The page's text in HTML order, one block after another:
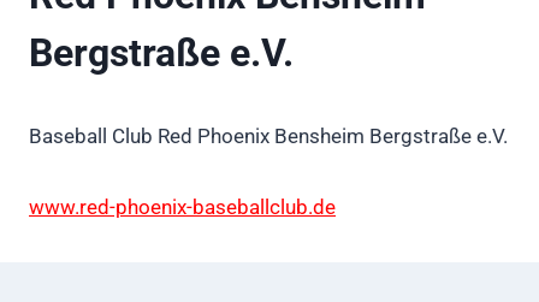
Bergstraße e.V.
Baseball Club Red Phoenix Bensheim Bergstraße e.V.
www.red-phoenix-baseballclub.de